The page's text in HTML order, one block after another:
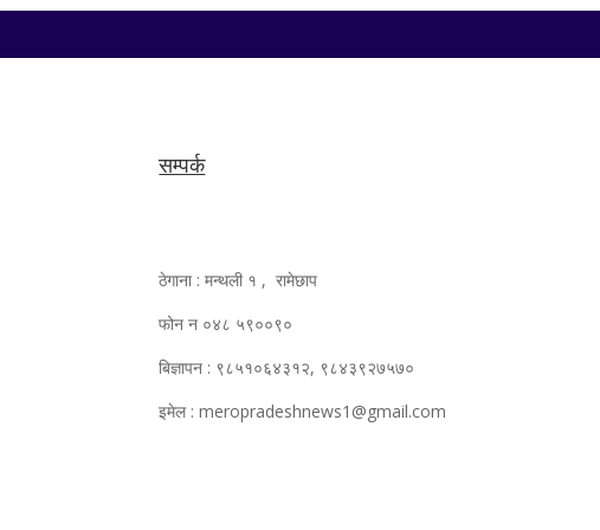
सम्पर्क
ठेगाना : मन्थली १ , रामेछाप
फोन न ०४८ ५९००९०
बिज्ञापन : ९८५१०६४३१२, ९८४३९२७५७०
इमेल : meropradeshnews1@gmail.com